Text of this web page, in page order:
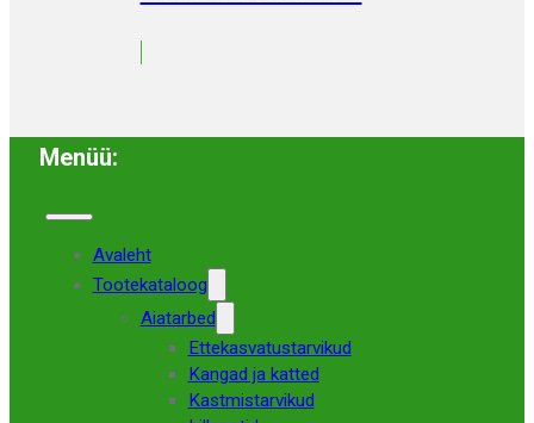
Menüü:
Avaleht
Tootekataloog
Aiatarbed
Ettekasvatustarvikud
Kangad ja katted
Kastmistarvikud